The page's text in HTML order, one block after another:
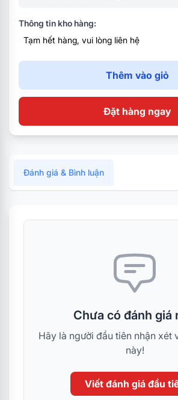
Thông tin kho hàng:
Tạm hết hàng, vui lòng liên hệ
Thêm vào giỏ
Đặt hàng ngay
Đánh giá & Bình luận
Chưa có đánh giá
Hãy là người đầu tiên nhận xét
này!
Viết đánh giá đầu